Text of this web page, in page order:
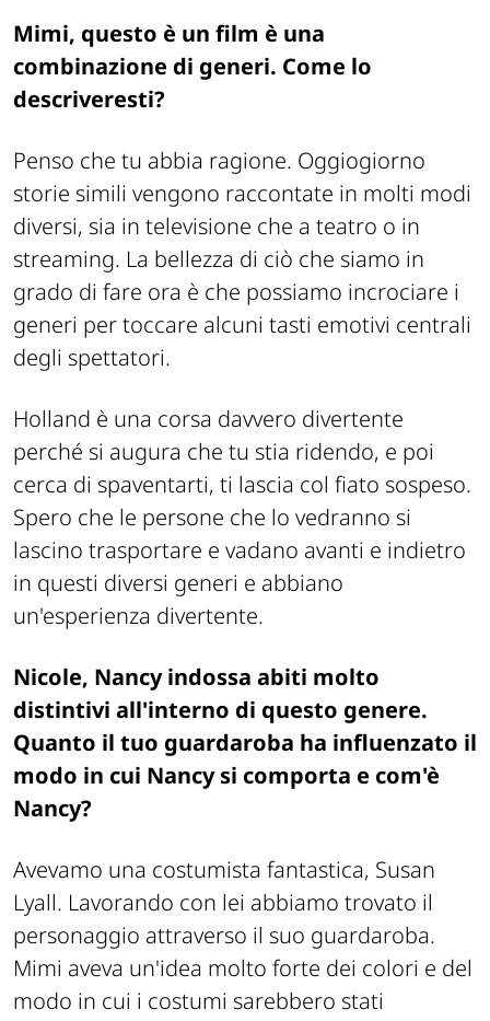
Mimi, questo è un film è una
combinazione di generi. Come lo
descriveresti?
Penso che tu abbia ragione. Oggiogiorno
storie simili vengono raccontate in molti modi
diversi, sia in televisione che a teatro o in
streaming. La bellezza di ciò che siamo in
grado di fare ora è che possiamo incrociare i
generi per toccare alcuni tasti emotivi centrali
degli spettatori.
Holland è una corsa davvero divertente
perché si augura che tu stia ridendo, e poi
cerca di spaventarti, ti lascia col fiato sospeso.
Spero che le persone che lo vedranno si
lascino trasportare e vadano avanti e indietro
in questi diversi generi e abbiano
un'esperienza divertente.
Nicole, Nancy indossa abiti molto
distintivi all'interno di questo genere.
Quanto il tuo guardaroba ha influenzato il
modo in cui Nancy si comporta e com'è
Nancy?
Avevamo una costumista fantastica, Susan
Lyall. Lavorando con lei abbiamo trovato il
personaggio attraverso il suo guardaroba.
Mimi aveva un'idea molto forte dei colori e del
modo in cui i costumi sarebbero stati